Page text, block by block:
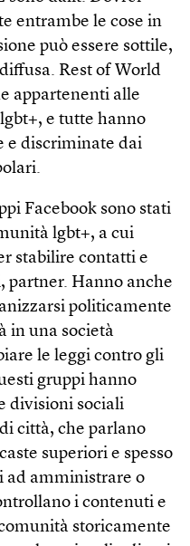
entrambe le cose in
può essere sottile,
Rest of World
appartenenti alle
e tutte hanno
e discriminate dai
Face­book sono stati
lgbt+, a cui
stabilire contatti e
partner. Hanno anche
politicamente
in una società
le leggi contro gli
gruppi hanno
divisioni sociali
città, che parlano
superiori e spesso
ad amministrare o
i contenuti e
storicamente